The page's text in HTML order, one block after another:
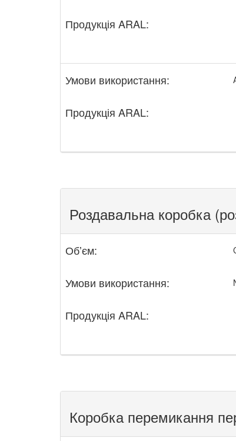
Продукція ARAL:
Умови використання:
Продукція ARAL:
Роздавальна коробка
Обʼєм:
Умови використання:
Продукція ARAL:
Коробка перемикання